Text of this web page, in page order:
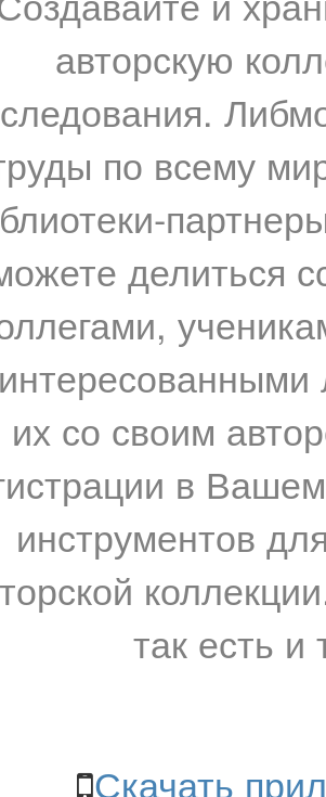
авторскую
по всему
делиться
их со своим
в
инструментов
так есть и
Скачать